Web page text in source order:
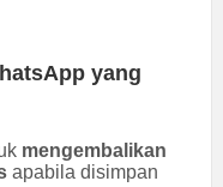
yang
mengembalikan
apabila disimpan